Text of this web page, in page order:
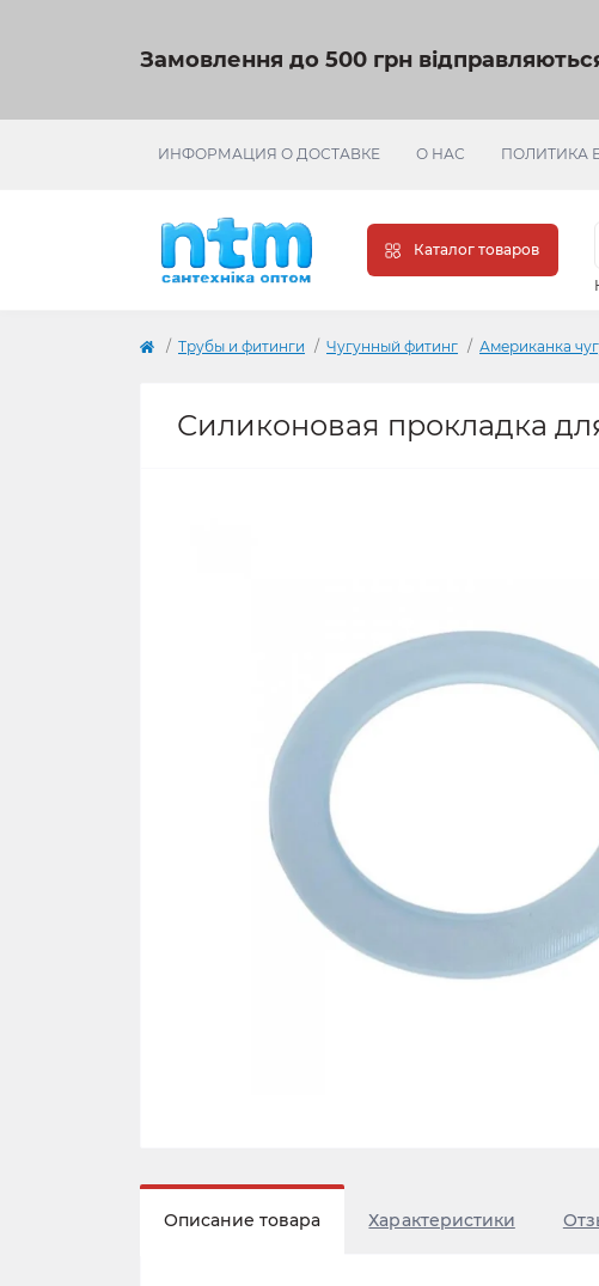
Замовлення до 500 грн
ИНФОРМАЦИЯ О ДОСТАВКЕ О НАС ПОЛИТИКА
Каталог товаров
Трубы и фитинги Чугунный фитинг Американка
Силиконовая прокладка
Описание товара Характеристики